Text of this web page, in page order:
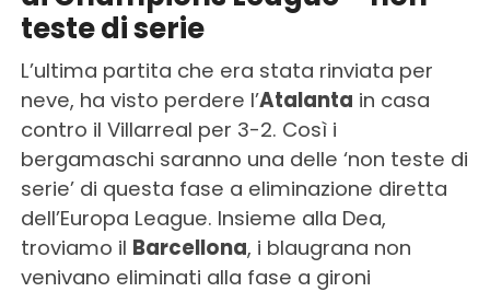
teste di serie
L’ultima partita che era stata rinviata per
neve, ha visto perdere l’Atalanta in casa
contro il Villarreal per 3-2. Così i
bergamaschi saranno una delle ‘non teste di
serie’ di questa fase a eliminazione diretta
dell’Europa League. Insieme alla Dea,
troviamo il Barcellona, i blaugrana non
venivano eliminati alla fase a gironi